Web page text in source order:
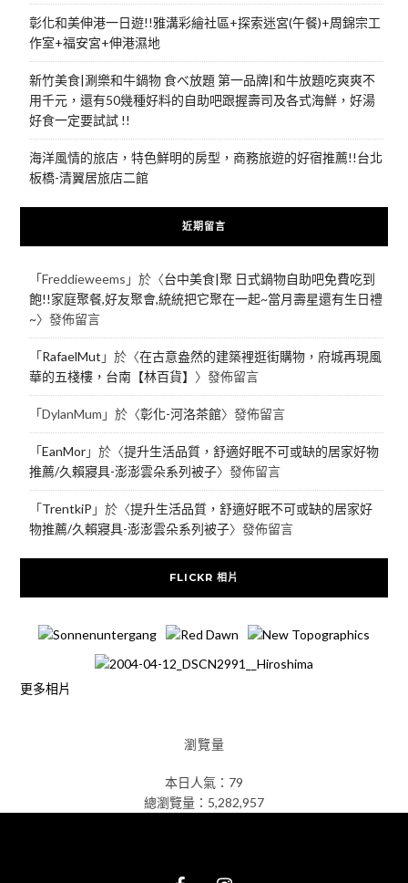
彰化和美伸港一日遊!!雅溝彩繪社區+探索迷宮(午餐)+周錦宗工
作室+福安宮+伸港濕地
新竹美食|涮樂和牛鍋物 食べ放題 第一品牌|和牛放題吃爽爽不
用千元，還有50幾種好料的自助吧跟握壽司及各式海鮮，好湯
好食一定要試試 !!
海洋風情的旅店，特色鮮明的房型，商務旅遊的好宿推薦!!台北
板橋-清翼居旅店二館
近期留言
「Freddieweems 」於〈台中美食|聚 日式鍋物自助吧免費吃到
飽!!家庭聚餐,好友聚會,統統把它聚在一起~當月壽星還有生日禮
~〉發佈留言
「RafaelMut 」於〈在古意盎然的建築裡逛街購物，府城再現風
華的五棧樓，台南【林百貨】 〉發佈留言
「DylanMum 」於〈彰化-河洛茶館〉發佈留言
「EanMor」於〈提升生活品質，舒適好眠不可或缺的居家好物
推薦/久賴寢具-澎澎雲朵系列被子〉發佈留言
「TrentkiP 」於〈提升生活品質，舒適好眠不可或缺的居家好
物推薦/久賴寢具-澎澎雲朵系列被子〉發佈留言
FLICKR 相片
更多相片
瀏覽量
本日人氣：79
總瀏覽量：5,282,957